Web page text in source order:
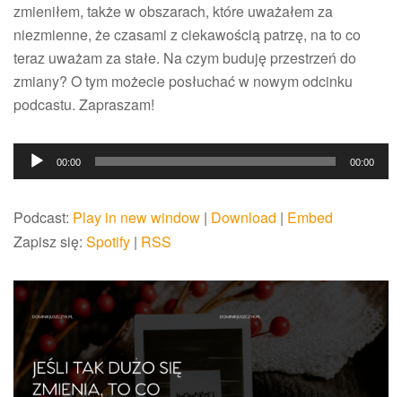
zmieniłem, także w obszarach, które uważałem za
niezmienne, że czasami z ciekawością patrzę, na to co
teraz uważam za stałe. Na czym buduję przestrzeń do
zmiany? O tym możecie posłuchać w nowym odcinku
podcastu. Zapraszam!
Odtwarzacz
plików
00:00 00:00
Podcast: Play in new window | Download | Embed
Zapisz się: Spotify | RSS